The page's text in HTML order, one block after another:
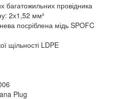
багатожильних провідника
2х1,52 мм²
посріблена мідь SPOFC
щільності LDPE
Plug